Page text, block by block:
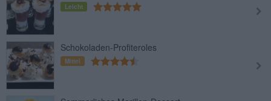
Leicht
Schokoladen-Profiteroles
Mittel